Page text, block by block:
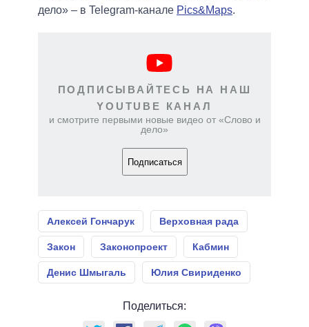
дело» – в Telegram-канале Pics&Maps.
ПОДПИСЫВАЙТЕСЬ НА НАШ
YOUTUBE КАНАЛ
и смотрите первыми новые видео от «Слово и
дело»
Подписаться
Алексей Гончарук Верховная рада
Закон Законопроект Кабмин
Денис Шмыгаль Юлия Свириденко
Поделиться: